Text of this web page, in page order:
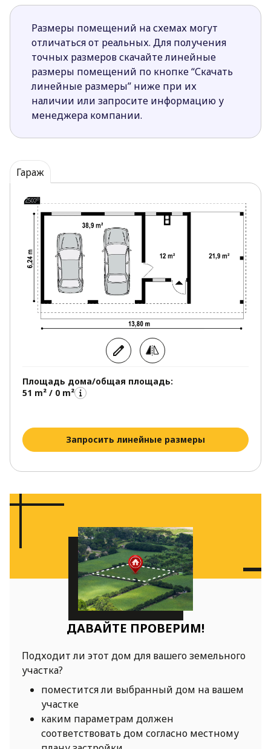
рационализма и предусматривает просторную
складскую зону, которую можно использовать
как в целях хранения всего необходимого для
обслуживания автомобилей, так и переделать
её в мастерскую.
Этот гараж отличается ярким экстерьером и
террасой, которая подойдет как для парковки
дополнительной машины, так и для
организации места для отдыха. Благодаря этим
качествам гараж станет не только
дополнением к вашему дому!
Размеры помещений на схемах могут
отличаться от реальных. Для получения
точных размеров скачайте линейные
размеры помещений по кнопке “Скачать
линейные размеры” ниже при их
наличии или запросите информацию у
менеджера компании.
Гараж
Площадь дома/общая площадь:
51 m² / 0 m²
Запросить линейные размеры
ДАВАЙТЕ ПРОВЕРИМ!
Подходит ли этот дом для вашего земельного
участка?
поместится ли выбранный дом на вашем
участке
каким параметрам должен
соответствовать дом согласно местному